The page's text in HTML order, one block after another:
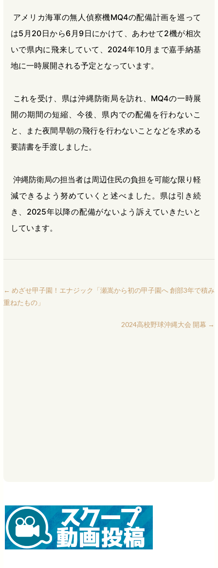
アメリカ海軍の無人偵察機MQ4の配備計画を巡って
は5月20日から6月9日にかけて、あわせて2機が相次
いで県内に飛来していて、2024年10月まで嘉手納基
地に一時展開される予定となっています。
これを受け、県は沖縄防衛局を訪れ、MQ4の一時展
開の期間の短縮、今後、県内での配備を行わないこ
と、また夜間早朝の飛行を行わないことなどを求める
要請書を手渡しました。
沖縄防衛局の担当者は周辺住民の負担を可能な限り軽
減できるよう努めていくと述べました。県は引き続
き、2025年以降の配備がないよう訴えていきたいと
しています。
← めざせ甲子園！エナジック「瀬嵩から初の甲子園へ 創部3年で積み
重ねたもの」
2024高校野球沖縄大会 開幕 →